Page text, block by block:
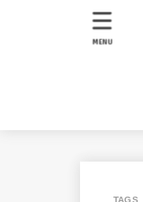
MENU